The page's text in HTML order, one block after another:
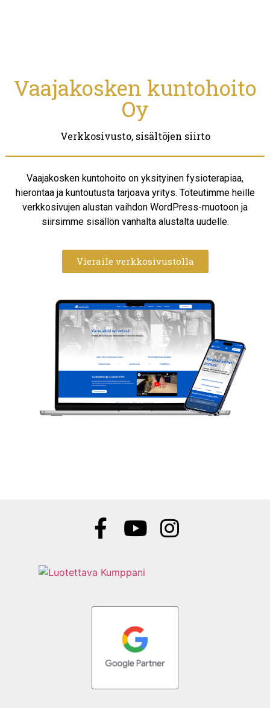
Vaajakosken kuntohoito
Oy
Verkkosivusto, sisältöjen siirto
Vaajakosken kuntohoito on yksityinen fysioterapiaa,
hierontaa ja kuntoutusta tarjoava yritys. Toteutimme heille
verkkosivujen alustan vaihdon WordPress-muotoon ja
siirsimme sisällön vanhalta alustalta uudelle.
Vieraile verkkosivustolla​